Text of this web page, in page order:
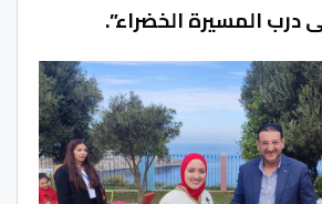
درب المسيرة الخضراء”.